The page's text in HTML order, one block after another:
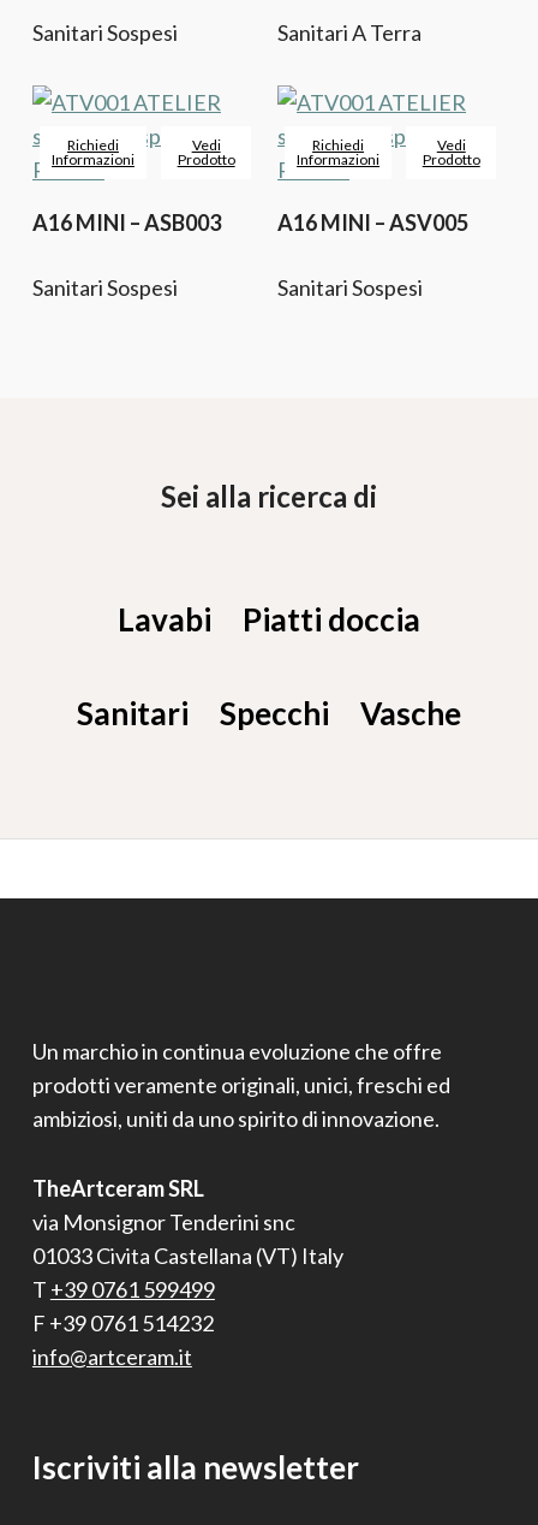
Sanitari Sospesi Sanitari A Terra
Richiedi
Informazioni
Vedi
Prodotto
A16 MINI – ASB003
Sanitari Sospesi
Richiedi
Informazioni
Vedi
Prodotto
A16 MINI – ASV005
Sanitari Sospesi
Sei alla ricerca di
Lavabi Piatti doccia
Sanitari Specchi Vasche
Un marchio in continua evoluzione che offre
prodotti veramente originali, unici, freschi ed
ambiziosi, uniti da uno spirito di innovazione.
TheArtceram SRL
via Monsignor Tenderini snc
01033 Civita Castellana (VT) Italy
T +39 0761 599499
F +39 0761 514232
info@artceram.it
Iscriviti alla newsletter